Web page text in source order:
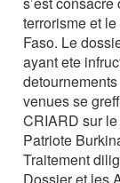
terrorisme et
Faso. Le
ayant ete
venues se
CRIARD sur
Patriote
Traitement
Dossier et les